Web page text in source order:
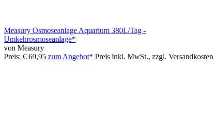
Measury Osmoseanlage Aquarium 380L/Tag -
Umkehrosmoseanlage*
von Measury
Preis: € 69,95 zum Angebot* Preis inkl. MwSt., zzgl. Versandkosten